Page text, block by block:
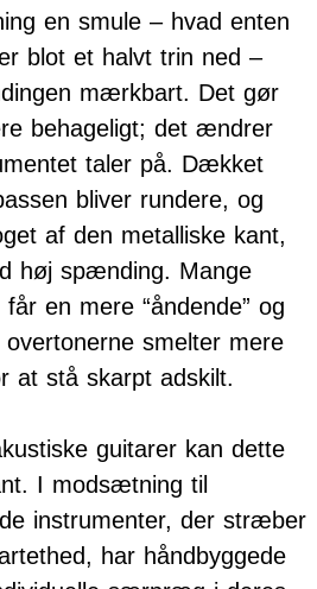
en smule – hvad enten
blot et halvt trin ned –
mærkbart. Det gør
behageligt; det ændrer
taler på. Dækket
bliver rundere, og
af den metalliske kant,
høj spænding. Mange
en mere “åndende” og
smelter mere
at stå skarpt adskilt.
guitarer kan dette
I modsætning til
instrumenter, der stræber
har håndbyggede